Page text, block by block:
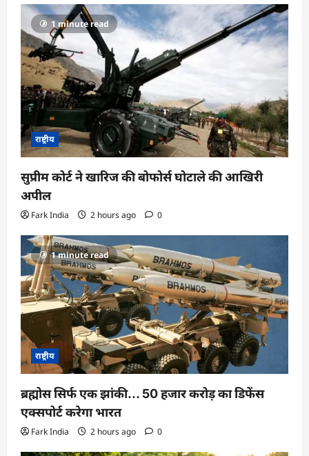
1 minute read
राष्ट्रीय
सुप्रीम कोर्ट ने खारिज की बोफोर्स घोटाले की आखिरी
अपील
Fark India 2 hours ago 0
1 minute read
राष्ट्रीय
ब्रह्मोस सिर्फ एक झांकी… 50 हजार करोड़ का डिफेंस
एक्सपोर्ट करेगा भारत
Fark India 2 hours ago 0